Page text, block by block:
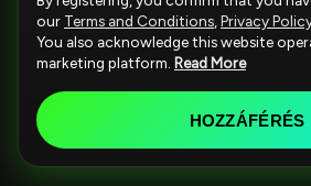
i
t
t
our Terms and Conditions Privacy
You also acknowledge this website
marketing platform. Read More
HOZZÁFÉRÉS